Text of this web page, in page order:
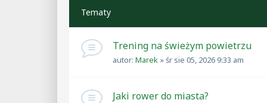
Tematy
Trening na świeżym powietrzu
autor: Marek »śr sie 05, 2026 9:33 am
Jaki rower do miasta?